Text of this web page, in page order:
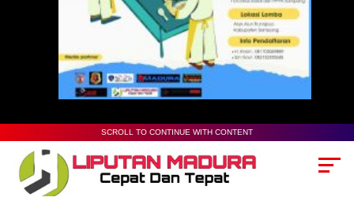
SCROLL TO CONTINUE WITH CONTENT